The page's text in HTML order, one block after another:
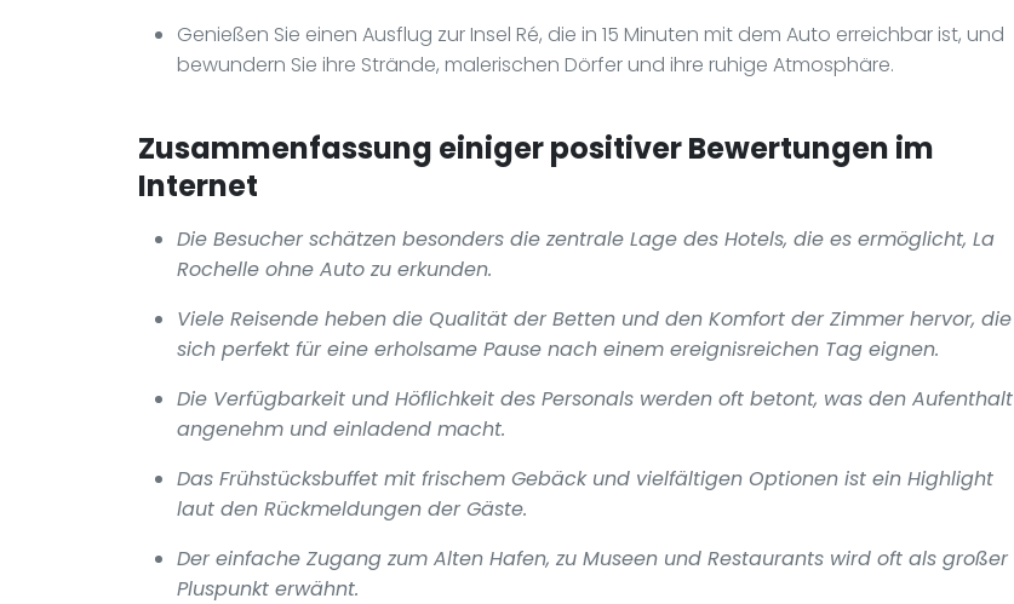
Genießen Sie einen Ausflug zur Insel Ré, die in 15 Minuten mit dem Auto erreichbar ist, und
bewundern Sie ihre Strände, malerischen Dörfer und ihre ruhige Atmosphäre.
Zusammenfassung einiger positiver Bewertungen im
Internet
Die Besucher schätzen besonders die zentrale Lage des Hotels, die es ermöglicht, La
Rochelle ohne Auto zu erkunden.
Viele Reisende heben die Qualität der Betten und den Komfort der Zimmer hervor, die
sich perfekt für eine erholsame Pause nach einem ereignisreichen Tag eignen.
Die Verfügbarkeit und Höflichkeit des Personals werden oft betont, was den Aufenthalt
angenehm und einladend macht.
Das Frühstücksbuffet mit frischem Gebäck und vielfältigen Optionen ist ein Highlight
laut den Rückmeldungen der Gäste.
Der einfache Zugang zum Alten Hafen, zu Museen und Restaurants wird oft als großer
Pluspunkt erwähnt.